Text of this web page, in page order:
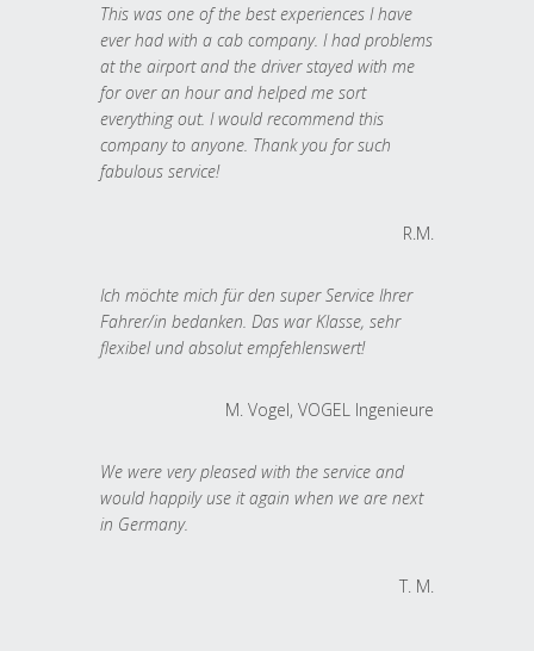
This was one of the best experiences I have
ever had with a cab company. I had problems
at the airport and the driver stayed with me
for over an hour and helped me sort
everything out. I would recommend this
company to anyone. Thank you for such
fabulous service!
R.M.
Ich möchte mich für den super Service Ihrer
Fahrer/in bedanken. Das war Klasse, sehr
flexibel und absolut empfehlenswert!
M. Vogel, VOGEL Ingenieure
We were very pleased with the service and
would happily use it again when we are next
in Germany.
T. M.